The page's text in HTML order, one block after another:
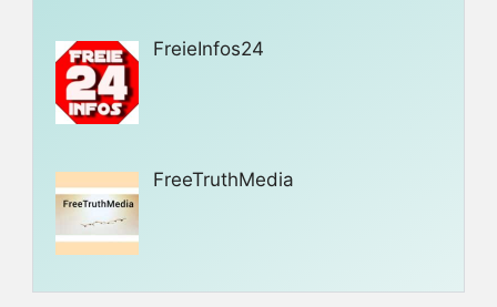
FreieInfos24
FreeTruthMedia